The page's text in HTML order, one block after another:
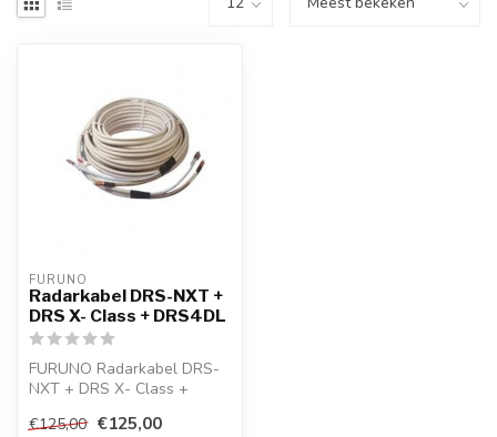
FURUNO
Radarkabel DRS-NXT +
DRS X- Class + DRS4DL
FURUNO Radarkabel DRS-
NXT + DRS X- Class +
€125,00 €125,00